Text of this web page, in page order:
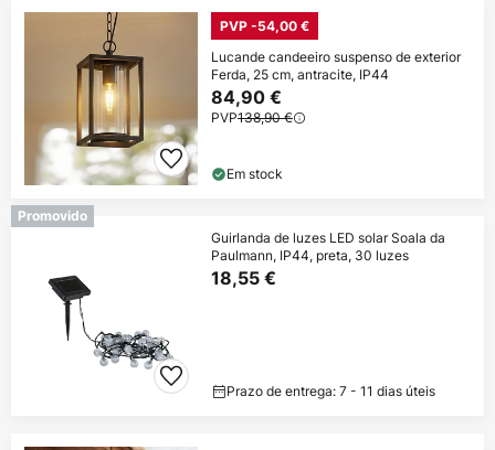
PVP -54,00 €
Lucande candeeiro suspenso de exterior
Ferda, 25 cm, antracite, IP44
84,90 €
PVP138,90 €
Em stock
Promovido
Guirlanda de luzes LED solar Soala da
Paulmann, IP44, preta, 30 luzes
18,55 €
Prazo de entrega: 7 - 11 dias úteis